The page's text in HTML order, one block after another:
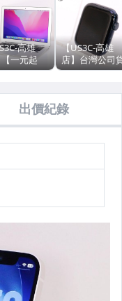
高雄
一元起
司貨
Air 13
1.8G 8G
SSD 銀色
腦
【US3C-高雄
店】台灣公司
Apple Watch
GPS 鋁金屬 午
夜色 心率通知
智慧穿戴 智慧
錶
出價紀錄